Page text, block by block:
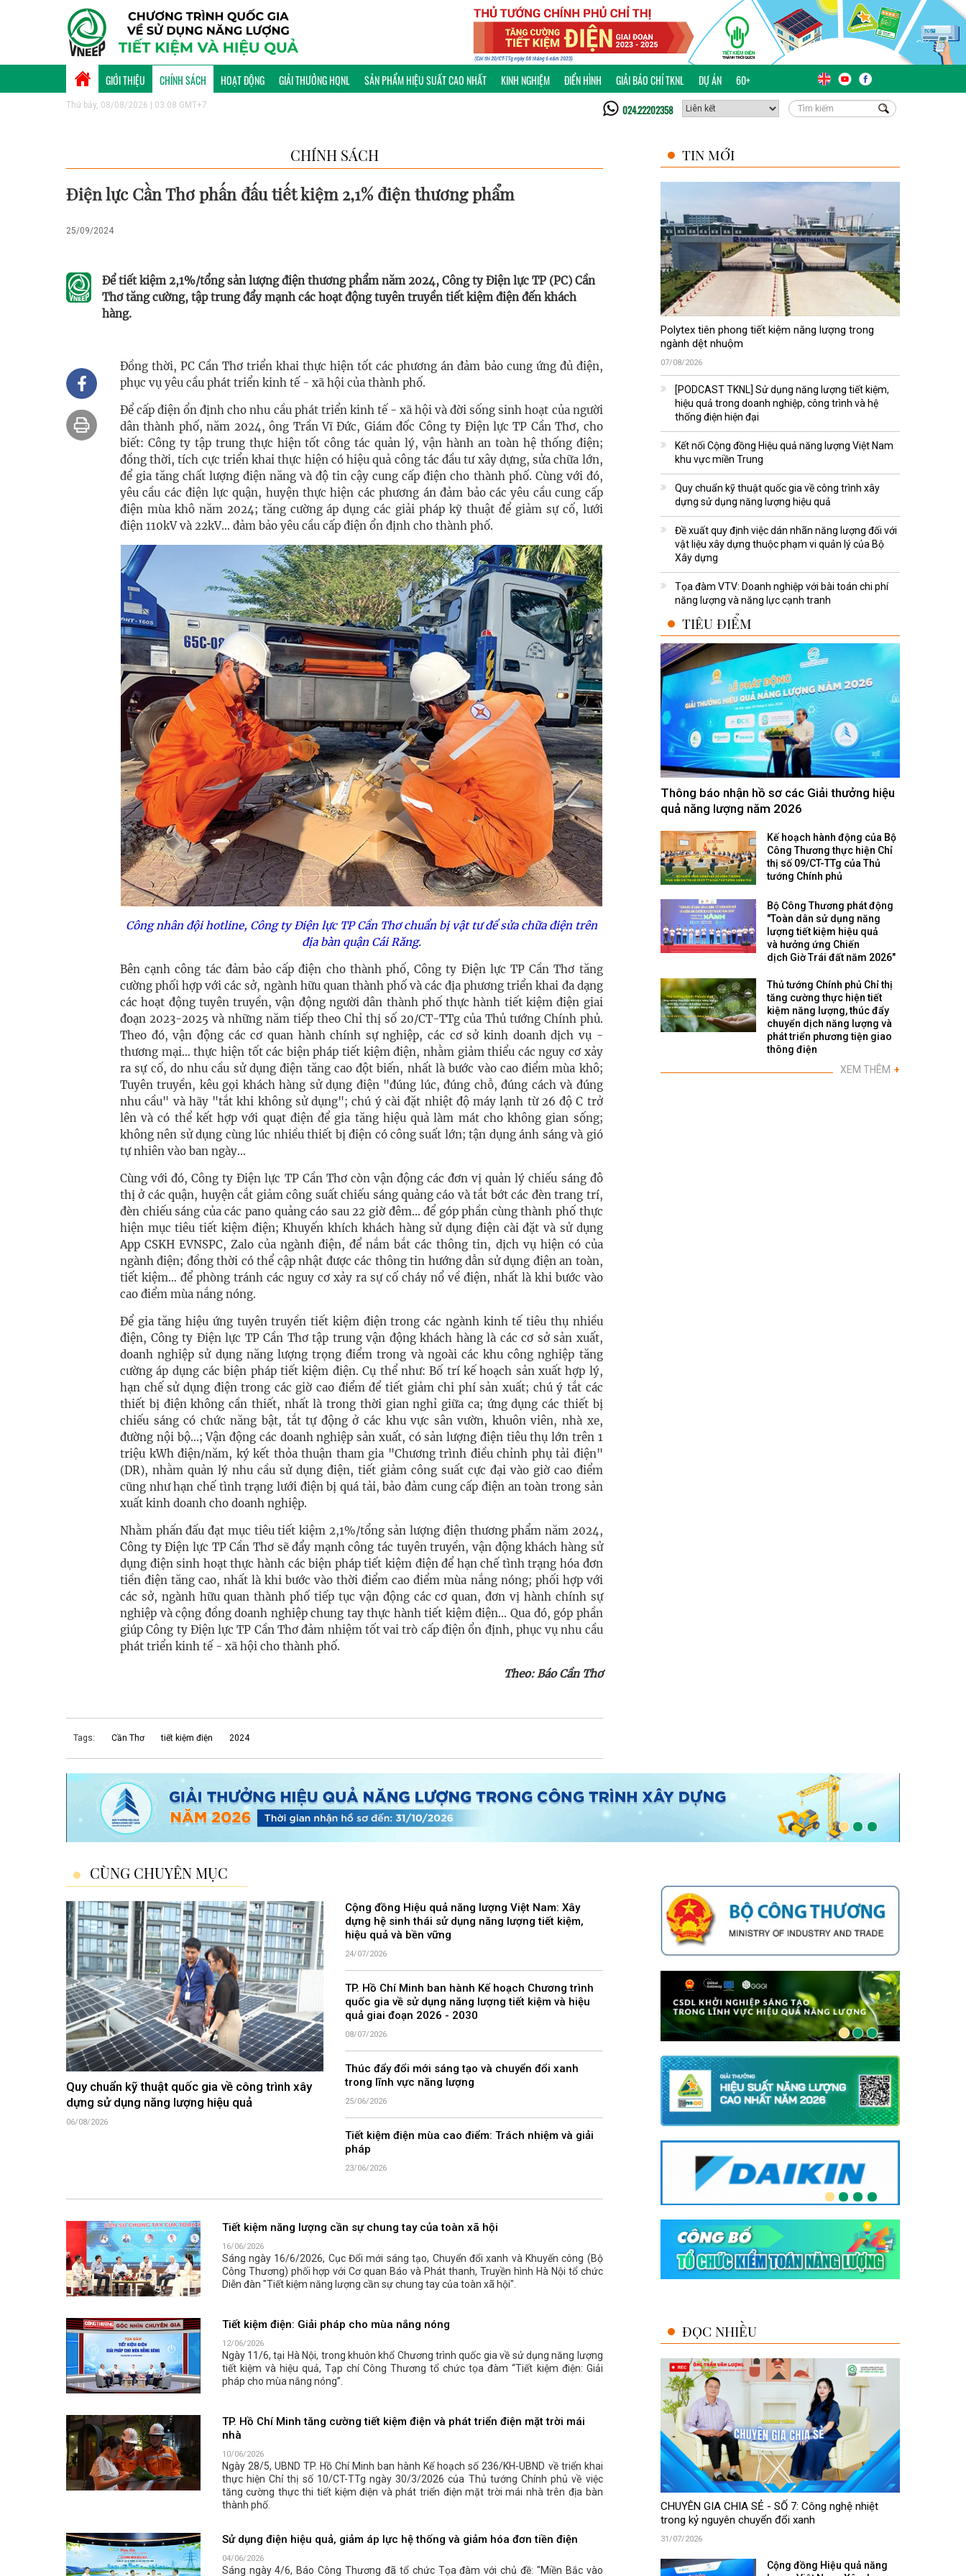
GIỚI THIỆU CHÍNH SÁCH HOẠT ĐỘNG GIẢI THƯỞNG HQNL SẢN PHẨM HIỆU SUẤT CAO NHẤT KINH NGHIỆM ĐIỂN HÌNH GIẢI BÁO CHÍ TKNL DỰ ÁN 60+
Thứ bảy, 08/08/2026 | 03:08 GMT+7 024.22202358
CHÍNH SÁCH
Điện lực Cần Thơ phấn đấu tiết kiệm 2,1% điện thương phẩm
25/09/2024
Để tiết kiệm 2,1%/tổng sản lượng điện thương phẩm năm 2024, Công ty Điện lực TP (PC) Cần
Thơ tăng cường, tập trung đẩy mạnh các hoạt động tuyên truyền tiết kiệm điện đến khách
hàng.
Đồng thời, PC Cần Thơ triển khai thực hiện tốt các phương án đảm bảo cung ứng đủ điện,
phục vụ yêu cầu phát triển kinh tế - xã hội của thành phố.
Để cấp điện ổn định cho nhu cầu phát triển kinh tế - xã hội và đời sống sinh hoạt của người
dân thành phố, năm 2024, ông Trần Vĩ Đức, Giám đốc Công ty Điện lực TP Cần Thơ, cho
biết: Công ty tập trung thực hiện tốt công tác quản lý, vận hành an toàn hệ thống điện;
đồng thời, tích cực triển khai thực hiện có hiệu quả công tác đầu tư xây dựng, sửa chữa lớn,
để gia tăng chất lượng điện năng và độ tin cậy cung cấp điện cho thành phố. Cùng với đó,
yêu cầu các điện lực quận, huyện thực hiện các phương án đảm bảo các yêu cầu cung cấp
điện mùa khô năm 2024; tăng cường áp dụng các giải pháp kỹ thuật để giảm sự cố, lưới
điện 110kV và 22kV… đảm bảo yêu cầu cấp điện ổn định cho thành phố.
Công nhân đội hotline, Công ty Điện lực TP Cần Thơ chuẩn bị vật tư để sửa chữa điện trên
địa bàn quận Cái Răng.
Bên cạnh công tác đảm bảo cấp điện cho thành phố, Công ty Điện lực TP Cần Thơ tăng
cường phối hợp với các sở, ngành hữu quan thành phố và các địa phương triển khai đa dạng
các hoạt động tuyên truyền, vận động người dân thành phố thực hành tiết kiệm điện giai
đoạn 2023-2025 và những năm tiếp theo Chỉ thị số 20/CT-TTg của Thủ tướng Chính phủ.
Theo đó, vận động các cơ quan hành chính sự nghiệp, các cơ sở kinh doanh dịch vụ -
thương mại… thực hiện tốt các biện pháp tiết kiệm điện, nhằm giảm thiểu các nguy cơ xảy
ra sự cố, do nhu cầu sử dụng điện tăng cao đột biến, nhất là bước vào cao điểm mùa khô;
Tuyên truyền, kêu gọi khách hàng sử dụng điện "đúng lúc, đúng chỗ, đúng cách và đúng
nhu cầu" và hãy "tắt khi không sử dụng"; chú ý cài đặt nhiệt độ máy lạnh từ 26 độ C trở
lên và có thể kết hợp với quạt điện để gia tăng hiệu quả làm mát cho không gian sống;
không nên sử dụng cùng lúc nhiều thiết bị điện có công suất lớn; tận dụng ánh sáng và gió
tự nhiên vào ban ngày...
Cùng với đó, Công ty Điện lực TP Cần Thơ còn vận động các đơn vị quản lý chiếu sáng đô
thị ở các quận, huyện cắt giảm công suất chiếu sáng quảng cáo và tắt bớt các đèn trang trí,
đèn chiếu sáng của các pano quảng cáo sau 22 giờ đêm... để góp phần cùng thành phố thực
hiện mục tiêu tiết kiệm điện; Khuyến khích khách hàng sử dụng điện cài đặt và sử dụng
App CSKH EVNSPC, Zalo của ngành điện, để nắm bắt các thông tin, dịch vụ hiện có của
ngành điện; đồng thời có thể cập nhật được các thông tin hướng dẫn sử dụng điện an toàn,
tiết kiệm… để phòng tránh các nguy cơ xảy ra sự cố cháy nổ về điện, nhất là khi bước vào
cao điểm mùa nắng nóng.
Để gia tăng hiệu ứng tuyên truyền tiết kiệm điện trong các ngành kinh tế tiêu thụ nhiều
điện, Công ty Điện lực TP Cần Thơ tập trung vận động khách hàng là các cơ sở sản xuất,
doanh nghiệp sử dụng năng lượng trọng điểm trong và ngoài các khu công nghiệp tăng
cường áp dụng các biện pháp tiết kiệm điện. Cụ thể như: Bố trí kế hoạch sản xuất hợp lý,
hạn chế sử dụng điện trong các giờ cao điểm để tiết giảm chi phí sản xuất; chú ý tắt các
thiết bị điện không cần thiết, nhất là trong thời gian nghỉ giữa ca; ứng dụng các thiết bị
chiếu sáng có chức năng bật, tắt tự động ở các khu vực sân vườn, khuôn viên, nhà xe,
đường nội bộ…; Vận động các doanh nghiệp sản xuất, có sản lượng điện tiêu thụ lớn trên 1
triệu kWh điện/năm, ký kết thỏa thuận tham gia "Chương trình điều chỉnh phụ tải điện"
(DR), nhằm quản lý nhu cầu sử dụng điện, tiết giảm công suất cực đại vào giờ cao điểm
cũng như hạn chế tình trạng lưới điện bị quá tải, bảo đảm cung cấp điện an toàn trong sản
xuất kinh doanh cho doanh nghiệp.
Nhằm phấn đấu đạt mục tiêu tiết kiệm 2,1%/tổng sản lượng điện thương phẩm năm 2024,
Công ty Điện lực TP Cần Thơ sẽ đẩy mạnh công tác tuyên truyền, vận động khách hàng sử
dụng điện sinh hoạt thực hành các biện pháp tiết kiệm điện để hạn chế tình trạng hóa đơn
tiền điện tăng cao, nhất là khi bước vào thời điểm cao điểm mùa nắng nóng; phối hợp với
các sở, ngành hữu quan thành phố tiếp tục vận động các cơ quan, đơn vị hành chính sự
nghiệp và cộng đồng doanh nghiệp chung tay thực hành tiết kiệm điện... Qua đó, góp phần
giúp Công ty Điện lực TP Cần Thơ đảm nhiệm tốt vai trò cấp điện ổn định, phục vụ nhu cầu
phát triển kinh tế - xã hội cho thành phố.
Theo: Báo Cần Thơ
Tags: Cần Thơ tiết kiệm điện 2024
TIN MỚI
Polytex tiên phong tiết kiệm năng lượng trong
ngành dệt nhuộm
07/08/2026
[PODCAST TKNL] Sử dụng năng lượng tiết kiệm,
hiệu quả trong doanh nghiệp, công trình và hệ
thống điện hiện đại
Kết nối Cộng đồng Hiệu quả năng lượng Việt Nam
khu vực miền Trung
Quy chuẩn kỹ thuật quốc gia về công trình xây
dựng sử dụng năng lượng hiệu quả
Đề xuất quy định việc dán nhãn năng lượng đối với
vật liệu xây dựng thuộc phạm vi quản lý của Bộ
Xây dựng
Tọa đàm VTV: Doanh nghiệp với bài toán chi phí
năng lượng và năng lực cạnh tranh
TIÊU ĐIỂM
Thông báo nhận hồ sơ các Giải thưởng hiệu
quả năng lượng năm 2026
Kế hoạch hành động của Bộ
Công Thương thực hiện Chỉ
thị số 09/CT-TTg của Thủ
tướng Chính phủ
Bộ Công Thương phát động
"Toàn dân sử dụng năng
lượng tiết kiệm hiệu quả
và hưởng ứng Chiến
dịch Giờ Trái đất năm 2026"
Thủ tướng Chính phủ Chỉ thị
tăng cường thực hiện tiết
kiệm năng lượng, thúc đẩy
chuyển dịch năng lượng và
phát triển phương tiện giao
thông điện
XEM THÊM +
CÙNG CHUYÊN MỤC
Quy chuẩn kỹ thuật quốc gia về công trình xây
dựng sử dụng năng lượng hiệu quả
06/08/2026
Cộng đồng Hiệu quả năng lượng Việt Nam: Xây
dựng hệ sinh thái sử dụng năng lượng tiết kiệm,
hiệu quả và bền vững
24/07/2026
TP. Hồ Chí Minh ban hành Kế hoạch Chương trình
quốc gia về sử dụng năng lượng tiết kiệm và hiệu
quả giai đoạn 2026 - 2030
08/07/2026
Thúc đẩy đổi mới sáng tạo và chuyển đổi xanh
trong lĩnh vực năng lượng
25/06/2026
Tiết kiệm điện mùa cao điểm: Trách nhiệm và giải
pháp
23/06/2026
Tiết kiệm năng lượng cần sự chung tay của toàn xã hội
16/06/2026
Sáng ngày 16/6/2026, Cục Đổi mới sáng tạo, Chuyển đổi xanh và Khuyến công (Bộ
Công Thương) phối hợp với Cơ quan Báo và Phát thanh, Truyền hình Hà Nội tổ chức
Diễn đàn "Tiết kiệm năng lượng cần sự chung tay của toàn xã hội".
Tiết kiệm điện: Giải pháp cho mùa nắng nóng
12/06/2026
Ngày 11/6, tại Hà Nội, trong khuôn khổ Chương trình quốc gia về sử dụng năng lượng
tiết kiệm và hiệu quả, Tạp chí Công Thương tổ chức tọa đàm “Tiết kiệm điện: Giải
pháp cho mùa nắng nóng”.
TP. Hồ Chí Minh tăng cường tiết kiệm điện và phát triển điện mặt trời mái
nhà
10/06/2026
Ngày 28/5, UBND TP. Hồ Chí Minh ban hành Kế hoạch số 236/KH-UBND về triển khai
thực hiện Chỉ thị số 10/CT-TTg ngày 30/3/2026 của Thủ tướng Chính phủ về việc
tăng cường thực thi tiết kiệm điện và phát triển điện mặt trời mái nhà trên địa bàn
thành phố.
Sử dụng điện hiệu quả, giảm áp lực hệ thống và giảm hóa đơn tiền điện
04/06/2026
Sáng ngày 4/6, Báo Công Thương đã tổ chức Tọa đàm với chủ đề: "Miền Bắc vào
ĐỌC NHIỀU
CHUYÊN GIA CHIA SẺ - SỐ 7: Công nghệ nhiệt
trong kỷ nguyên chuyển đổi xanh
31/07/2026
Cộng đồng Hiệu quả năng